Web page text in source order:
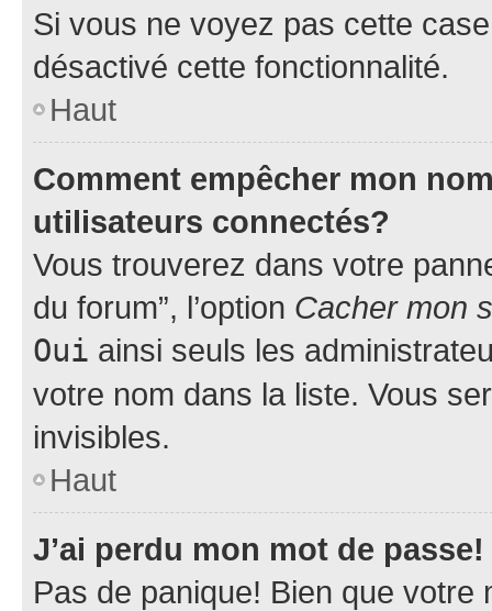
Si vous ne voyez pas cette
désactivé cette fonctionnalité.
Haut
Comment empêcher mon
utilisateurs connectés?
Vous trouverez dans votre
du forum”, l’option Cacher mon
Oui ainsi seuls les
votre nom dans la liste. Vous
invisibles.
Haut
J’ai perdu mon mot de passe!
Pas de panique! Bien que